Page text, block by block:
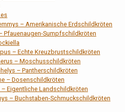
– Amerikanische Erdschildkröten
Pfauenaugen-Sumpfschildkröten
– Echte Kreuzbrustschildkröten
– Moschusschildkröten
– Pantherschildkröten
– Dosenschildkröten
Eigentliche Landschildkröten
– Buchstaben-Schmuckschildkröten